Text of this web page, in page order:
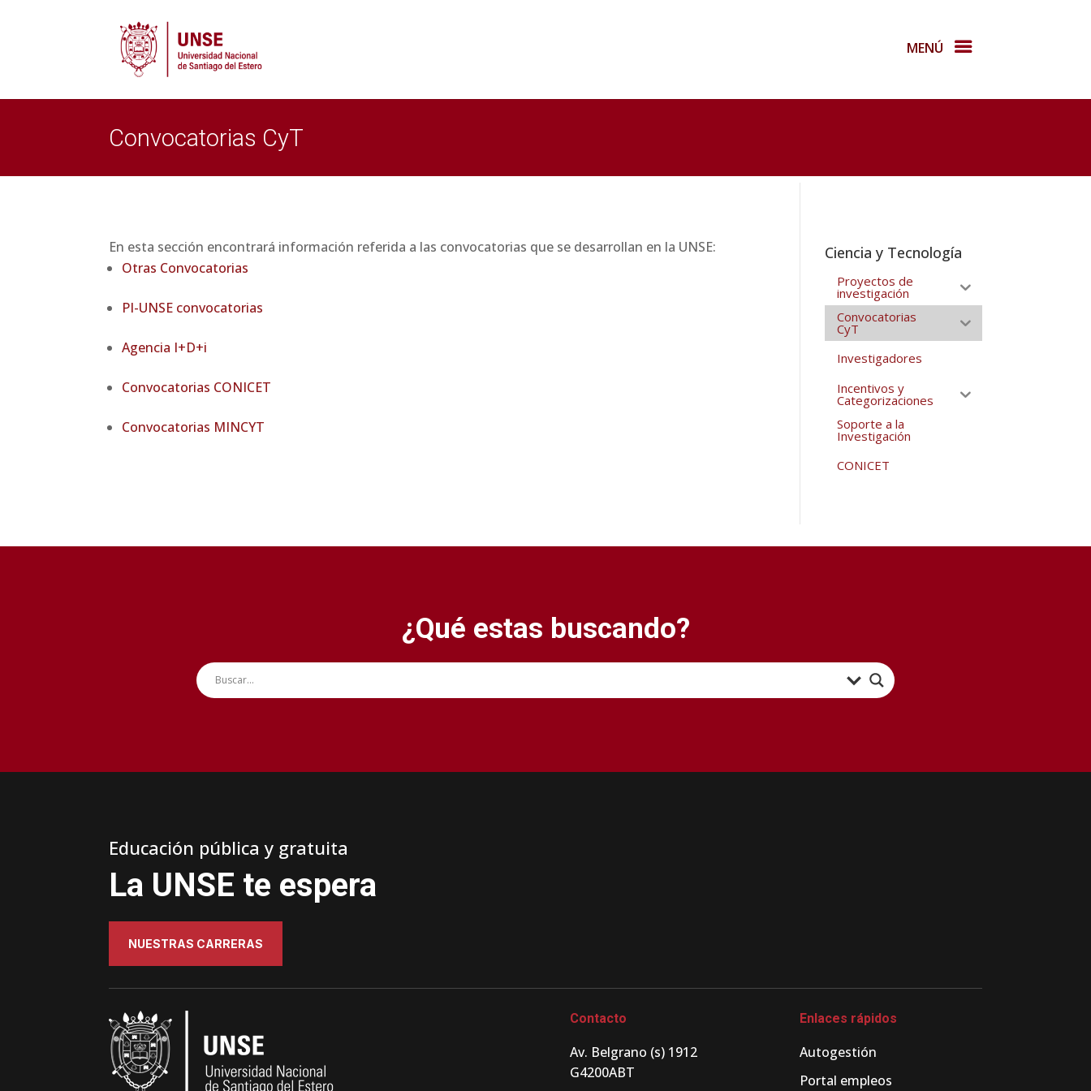
MENÚ
Convocatorias CyT
En esta sección encontrará información referida a las convocatorias que se desarrollan en la UNSE:
Otras Convocatorias
PI-UNSE convocatorias
Agencia I+D+i
Convocatorias CONICET
Convocatorias MINCYT
Ciencia y Tecnología
Proyectos de
investigación
Convocatorias
CyT
Investigadores
Incentivos y
Categorizaciones
Soporte a la
Investigación
CONICET
¿Qué estas buscando?
Educación pública y gratuita
La UNSE te espera
NUESTRAS CARRERAS
Contacto
Av. Belgrano (s) 1912
G4200ABT
Enlaces rápidos
Autogestión
Portal empleos